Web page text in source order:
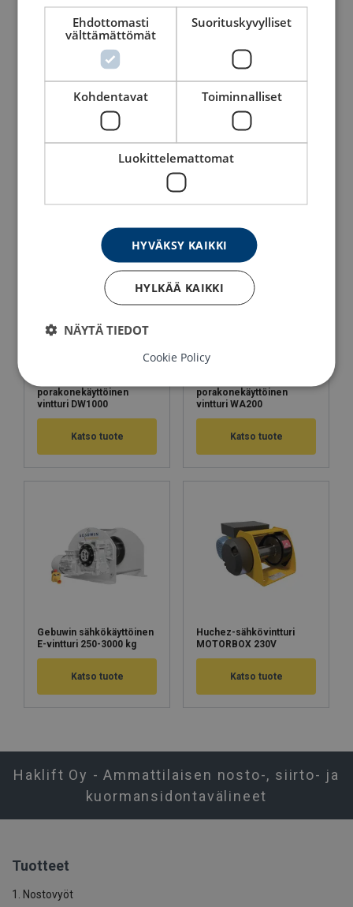
Sähkövintturi mini 230 V /
ATV-vinssiköysi 15 m
porakonekäyttöinen
vintturi DW1000
Katso tuote
porakonekäyttöinen
vintturi WA200
Katso tuote
Gebuwin sähkökäyttöinen
E-vintturi 250-3000 kg
Katso tuote
Huchez-sähkövintturi
MOTORBOX 230V
Katso tuote
Haklift Oy - Ammattilaisen nosto-, siirto- ja
kuormansidontavälineet
Tuotteet
1. Nostovyöt
Ehdottomasti
välttämättömät
Suorituskyvylliset
Kohdentavat Toiminnalliset
Luokittelemattomat
HYVÄKSY KAIKKI
HYLKÄÄ KAIKKI
NÄYTÄ TIEDOT
Cookie Policy